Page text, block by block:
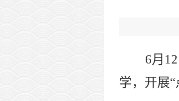
6月 12
学，开展